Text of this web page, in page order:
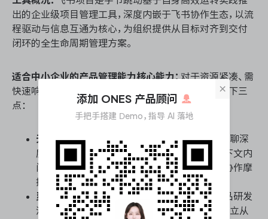
出的企业级项目管理工具，深度内嵌于飞书协作生态，以流
程驱动与信息互通为核心，为组织提供从目标对齐到交付
闭环的全生命周期管理方案。
适合中小企业的产品管理能力核心能力：对于资源紧凑、需
快速响应的中小企业，其产品管理核心能力体现在以下三
点：
无缝协同与信息穿透：
项目任务与飞书文档、群聊深
度绑定，需求评审或进度卡点可直接在沟通上下文内
闭环，大幅降低跨应用切换带来的信息折损与协作摩
擦。
灵活的标准化工作流： 内置互联网行业经典产品研发
流模板，中小企业可直接复用最佳实践，快速建立从
×
添加 ONES 产品顾问
手把手搭建 Demo，指导 AI 落地